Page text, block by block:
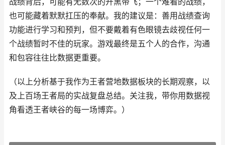
也可能藏着默默扛压的奉献。我的建议是：善用战绩查询
功能进行学习和预判，但不要戴着有色眼镜去歧视任何一
个战绩暂时不佳的玩家。游戏最终是五个人的合作，沟通
和包容往往比数据更重要。
（以上分析基于我作为王者营地数据板块的长期观察，以
及上百场王者局的实战复盘总结。关注我，带你用数据视
角看透王者峡谷的每一场博弈。）